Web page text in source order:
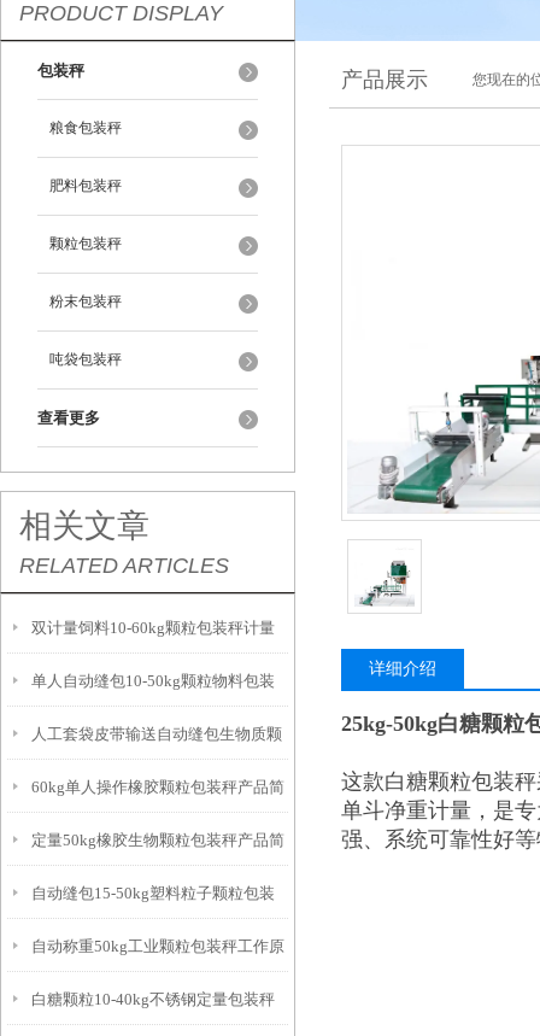
PRODUCT DISPLAY
包装秤
粮食包装秤
肥料包装秤
颗粒包装秤
粉末包装秤
吨袋包装秤
查看更多
相关文章
RELATED ARTICLES
双计量饲料10-60kg颗粒包装秤计量
精准
单人自动缝包10-50kg颗粒物料包装
秤厂家
人工套袋皮带输送自动缝包生物质颗
粒包装秤厂家
60kg单人操作橡胶颗粒包装秤产品简
介
定量50kg橡胶生物颗粒包装秤产品简
介
自动缝包15-50kg塑料粒子颗粒包装
秤厂家
自动称重50kg工业颗粒包装秤工作原
理
白糖颗粒10-40kg不锈钢定量包装秤
产品展示 您现在的
详细介绍
25kg-50kg白糖颗粒
这款白糖颗粒包装
单斗净重计量，是
强、系统可靠性好